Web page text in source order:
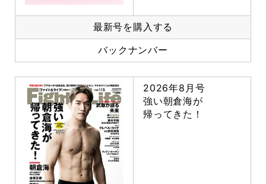
最新号を購入する
バックナンバー
2026年8月号
強い朝倉海が
帰ってきた！